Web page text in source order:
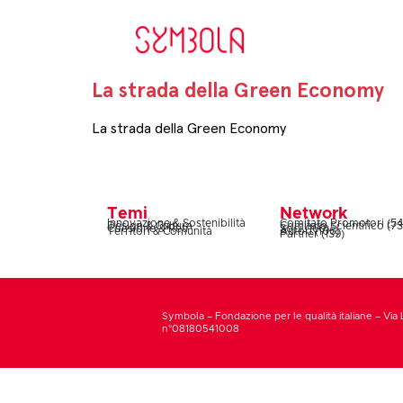
La strada della Green Economy
La strada della Green Economy
Temi
Innovazione & Sostenibilità
Design & Cultura
Coesione & Reti
Territori & Comunità
Network
Comitato Promotori
Comitato Scientifico
Soci (160)
Autori (106)
Partner (139)
Symbola – Fondazione per le qualità italiane – Via
n°08180541008